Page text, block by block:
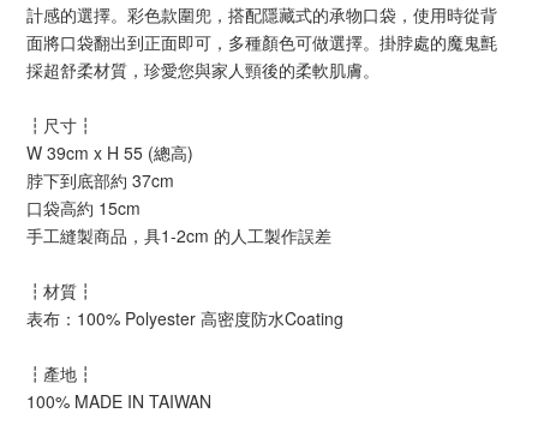
計感的選擇。彩色款圍兜，搭配隱藏式的承物口袋，使用時從背
面將口袋翻出到正面即可，多種顏色可做選擇。掛脖處的魔鬼氈
採超舒柔材質，珍愛您與家人頸後的柔軟肌膚。
┇尺寸┇
W 39cm x H 55 (總高)
脖下到底部約 37cm
口袋高約 15cm
手工縫製商品，具1-2cm 的人工製作誤差
┇材質┇
表布：100% Polyester 高密度防水Coating
┇產地┇
100% MADE IN TAIWAN